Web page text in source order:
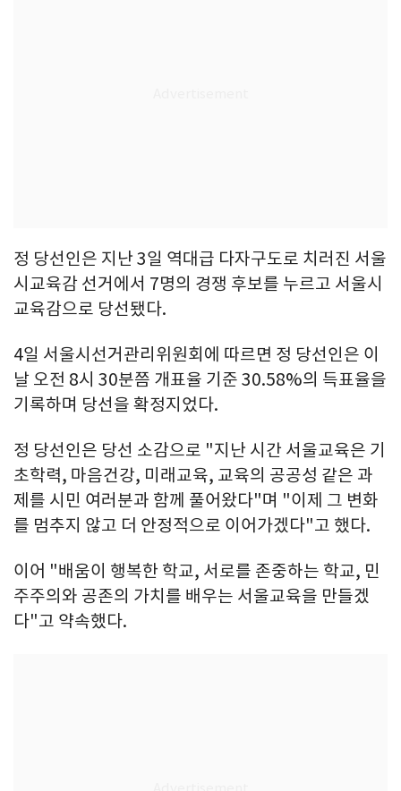
정 당선인은 지난 3일 역대급 다자구도로 치러진 서울
시교육감 선거에서 7명의 경쟁 후보를 누르고 서울시
교육감으로 당선됐다.
4일 서울시선거관리위원회에 따르면 정 당선인은 이
날 오전 8시 30분쯤 개표율 기준 30.58%의 득표율을
기록하며 당선을 확정지었다.
정 당선인은 당선 소감으로 "지난 시간 서울교육은 기
초학력, 마음건강, 미래교육, 교육의 공공성 같은 과
제를 시민 여러분과 함께 풀어왔다"며 "이제 그 변화
를 멈추지 않고 더 안정적으로 이어가겠다"고 했다.
이어 "배움이 행복한 학교, 서로를 존중하는 학교, 민
주주의와 공존의 가치를 배우는 서울교육을 만들겠
다"고 약속했다.